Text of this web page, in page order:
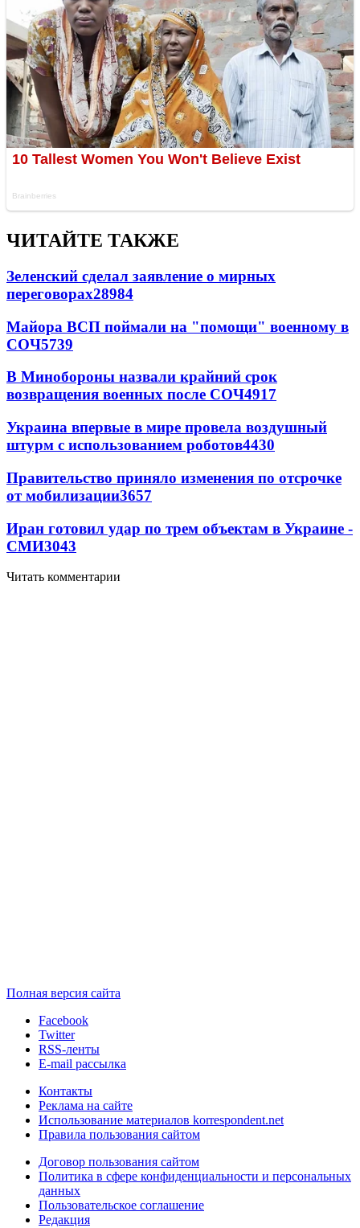
ЧИТАЙТЕ ТАКЖЕ
Зеленский сделал заявление о мирных
переговорах28984
Майора ВСП поймали на "помощи" военному в
СОЧ5739
В Минобороны назвали крайний срок
возвращения военных после СОЧ4917
Украина впервые в мире провела воздушный
штурм с использованием роботов4430
Правительство приняло изменения по отсрочке
от мобилизации3657
Иран готовил удар по трем объектам в Украине -
СМИ3043
Читать комментарии
Полная версия сайта
Facebook
Twitter
RSS-ленты
E-mail рассылка
Контакты
Реклама на сайте
Использование материалов korrespondent.net
Правила пользования сайтом
Договор пользования сайтом
Политика в сфере конфиденциальности и персональных
данных
Пользовательское соглашение
Редакция